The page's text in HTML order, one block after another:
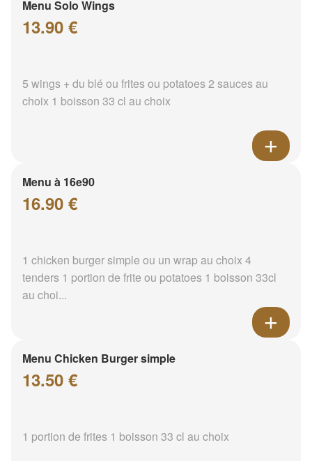
Menu Solo Wings
13.90 €
5 wings + du blé ou frites ou potatoes 2 sauces au
choix 1 boisson 33 cl au choix
Menu à 16e90
16.90 €
1 chicken burger simple ou un wrap au choix 4
tenders 1 portion de frite ou potatoes 1 boisson 33cl
au choi...
Menu Chicken Burger simple
13.50 €
1 portion de frites 1 boisson 33 cl au choix